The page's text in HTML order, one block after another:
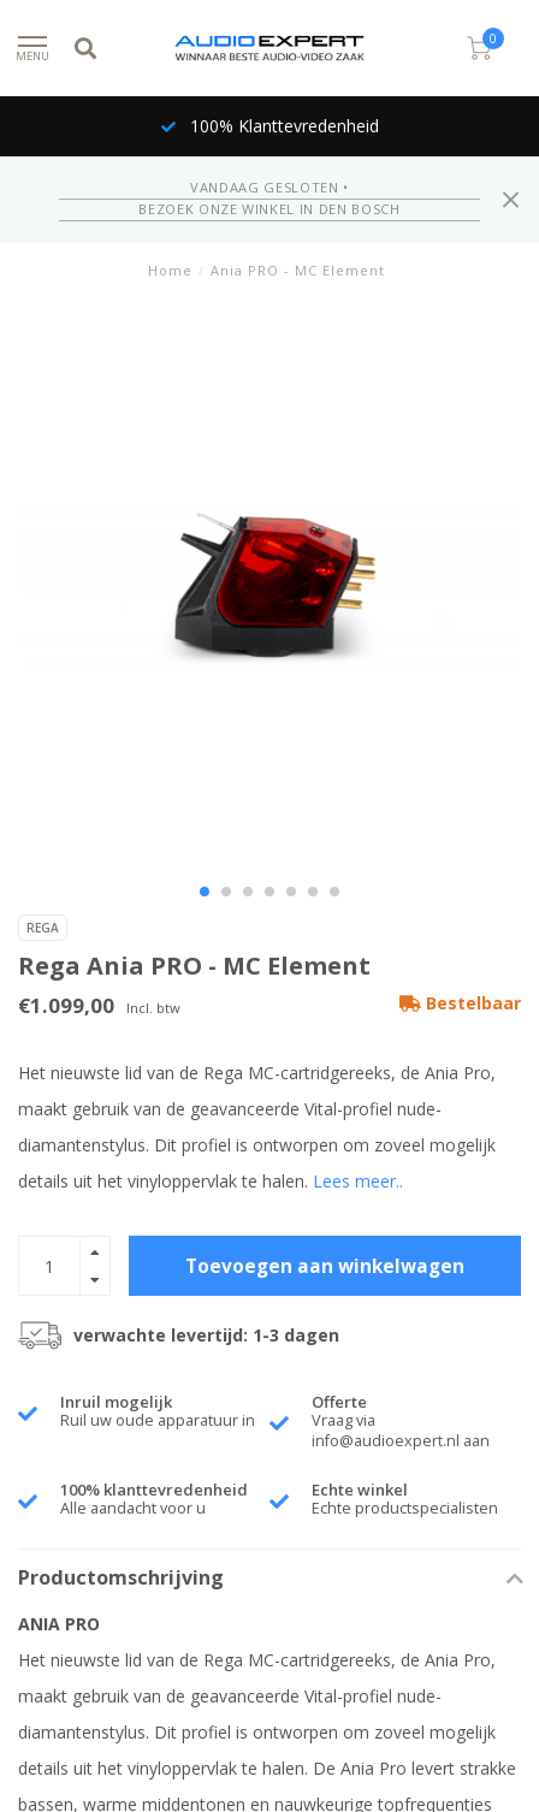
MENU
0
100% Klanttevredenheid
VANDAAG GESLOTEN •
BEZOEK ONZE WINKEL IN DEN BOSCH
Home / Ania PRO - MC Element
REGA
Rega Ania PRO - MC Element
€1.099,00 Incl. btw Bestelbaar
Het nieuwste lid van de Rega MC-cartridgereeks, de Ania Pro,
maakt gebruik van de geavanceerde Vital-profiel nude-
diamantenstylus. Dit profiel is ontworpen om zoveel mogelijk
details uit het vinyloppervlak te halen. Lees meer..
Toevoegen aan winkelwagen
verwachte levertijd: 1-3 dagen
Inruil mogelijk
Ruil uw oude apparatuur in
Offerte
Vraag via
info@audioexpert.nl aan
100% klanttevredenheid
Alle aandacht voor u
Echte winkel
Echte productspecialisten
Productomschrijving
ANIA PRO
Het nieuwste lid van de Rega MC-cartridgereeks, de Ania Pro,
maakt gebruik van de geavanceerde Vital-profiel nude-
diamantenstylus. Dit profiel is ontworpen om zoveel mogelijk
details uit het vinyloppervlak te halen. De Ania Pro levert strakke
bassen, warme middentonen en nauwkeurige topfrequenties